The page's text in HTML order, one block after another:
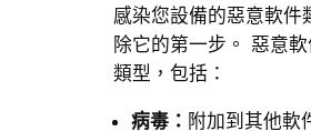
感染您設備的惡意軟件
除它的第一步。 惡意
類型，包括：
病毒： 附加到其他軟